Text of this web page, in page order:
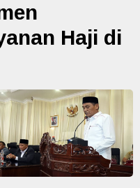
Haji di